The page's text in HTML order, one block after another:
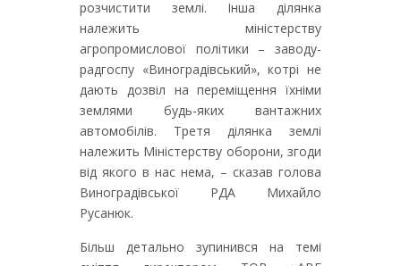
розчистити землі. Інша ділянка
належить міністерству
агропромислової політики – заводу-
радгоспу «Виноградівський», котрі не
дають дозвіл на переміщення їхніми
землями будь-яких вантажних
автомобілів. Третя ділянка землі
належить Міністерству оборони, згоди
від якого в нас нема, – сказав голова
Виноградівської РДА Михайло
Русанюк.
Більш детально зупинився на темі